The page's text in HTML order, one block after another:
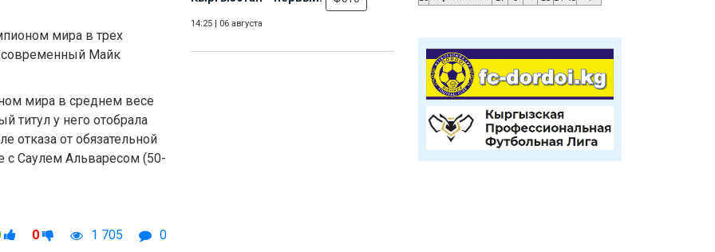
14:25 06 августа
мира в трех
современный Майк
мира в среднем весе
титул у него отобрала
отказа от обязательной
с Саулем Альваресом (50-
0 1 705 0